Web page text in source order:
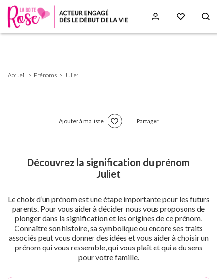
d'Ariane
Accueil Prénoms Juliet
Ajouter à ma liste Partager
Découvrez la signification du prénom
Juliet
Le choix d’un prénom est une étape importante pour les futurs
parents. Pour vous aider à décider, nous vous proposons de
plonger dans la signification et les origines de ce prénom.
Connaître son histoire, sa symbolique ou encore ses traits
associés peut vous donner des idées et vous aider à choisir un
prénom qui vous ressemble, qui vous plaît et qui a du sens
pour votre famille.